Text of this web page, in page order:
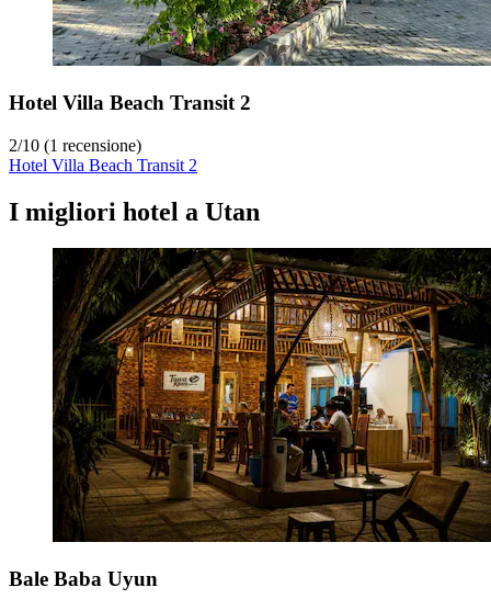
Hotel Villa Beach Transit 2
2/10 (1 recensione)
Hotel Villa Beach Transit 2
I migliori hotel a Utan
Bale Baba Uyun